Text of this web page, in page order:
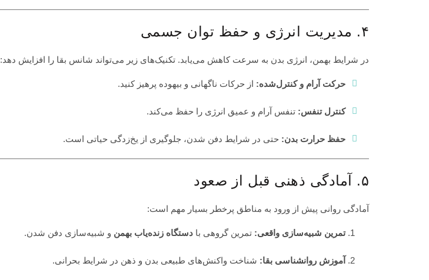
۴. مدیریت انرژی و حفظ توان جسمی
در شرایط بهمن، انرژی بدن به سرعت کاهش می‌یابد. تکنیک‌های زیر می‌تواند شانس بقا را افزایش دهد:
حرکت آرام و کنترل‌شده: از حرکات ناگهانی و بیهوده پرهیز کنید.
کنترل تنفس: تنفس آرام و عمیق انرژی را حفظ می‌کند.
حفظ حرارت بدن: حتی در شرایط دفن شدن، جلوگیری از یخ‌زدگی حیاتی است.
۵. آمادگی ذهنی قبل از صعود
آمادگی روانی پیش از ورود به مناطق پرخطر بسیار مهم است:
تمرین شبیه‌سازی واقعی: تمرین گروهی با دستگاه زنده‌یاب بهمن و شبیه‌سازی دفن شدن.
آموزش روانشناسی بقا: شناخت واکنش‌های طبیعی بدن و ذهن در شرایط بحرانی.